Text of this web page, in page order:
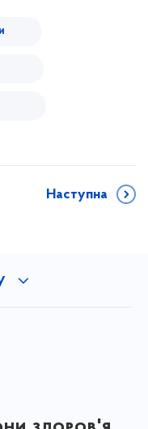
Наступна